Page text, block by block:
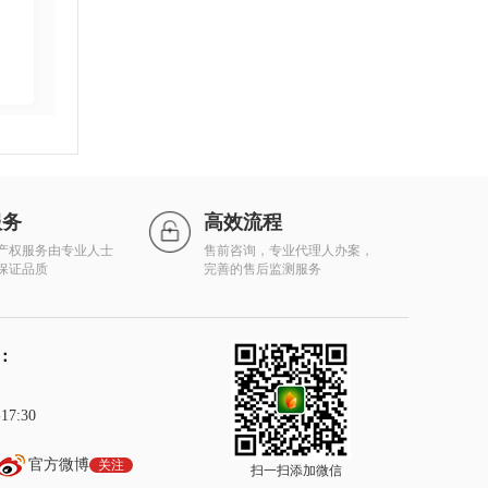
权服务由专业人士
证品质
高效流程
售前咨询，专业代理人办案，
完善的售后监测服务
官方微博 关注 扫一扫添加微信